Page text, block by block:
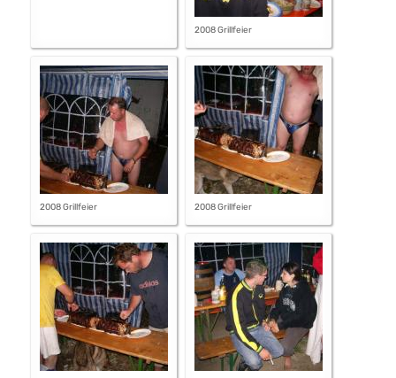
2008 Grillfeier
2008 Grillfeier 2008 Grillfeier